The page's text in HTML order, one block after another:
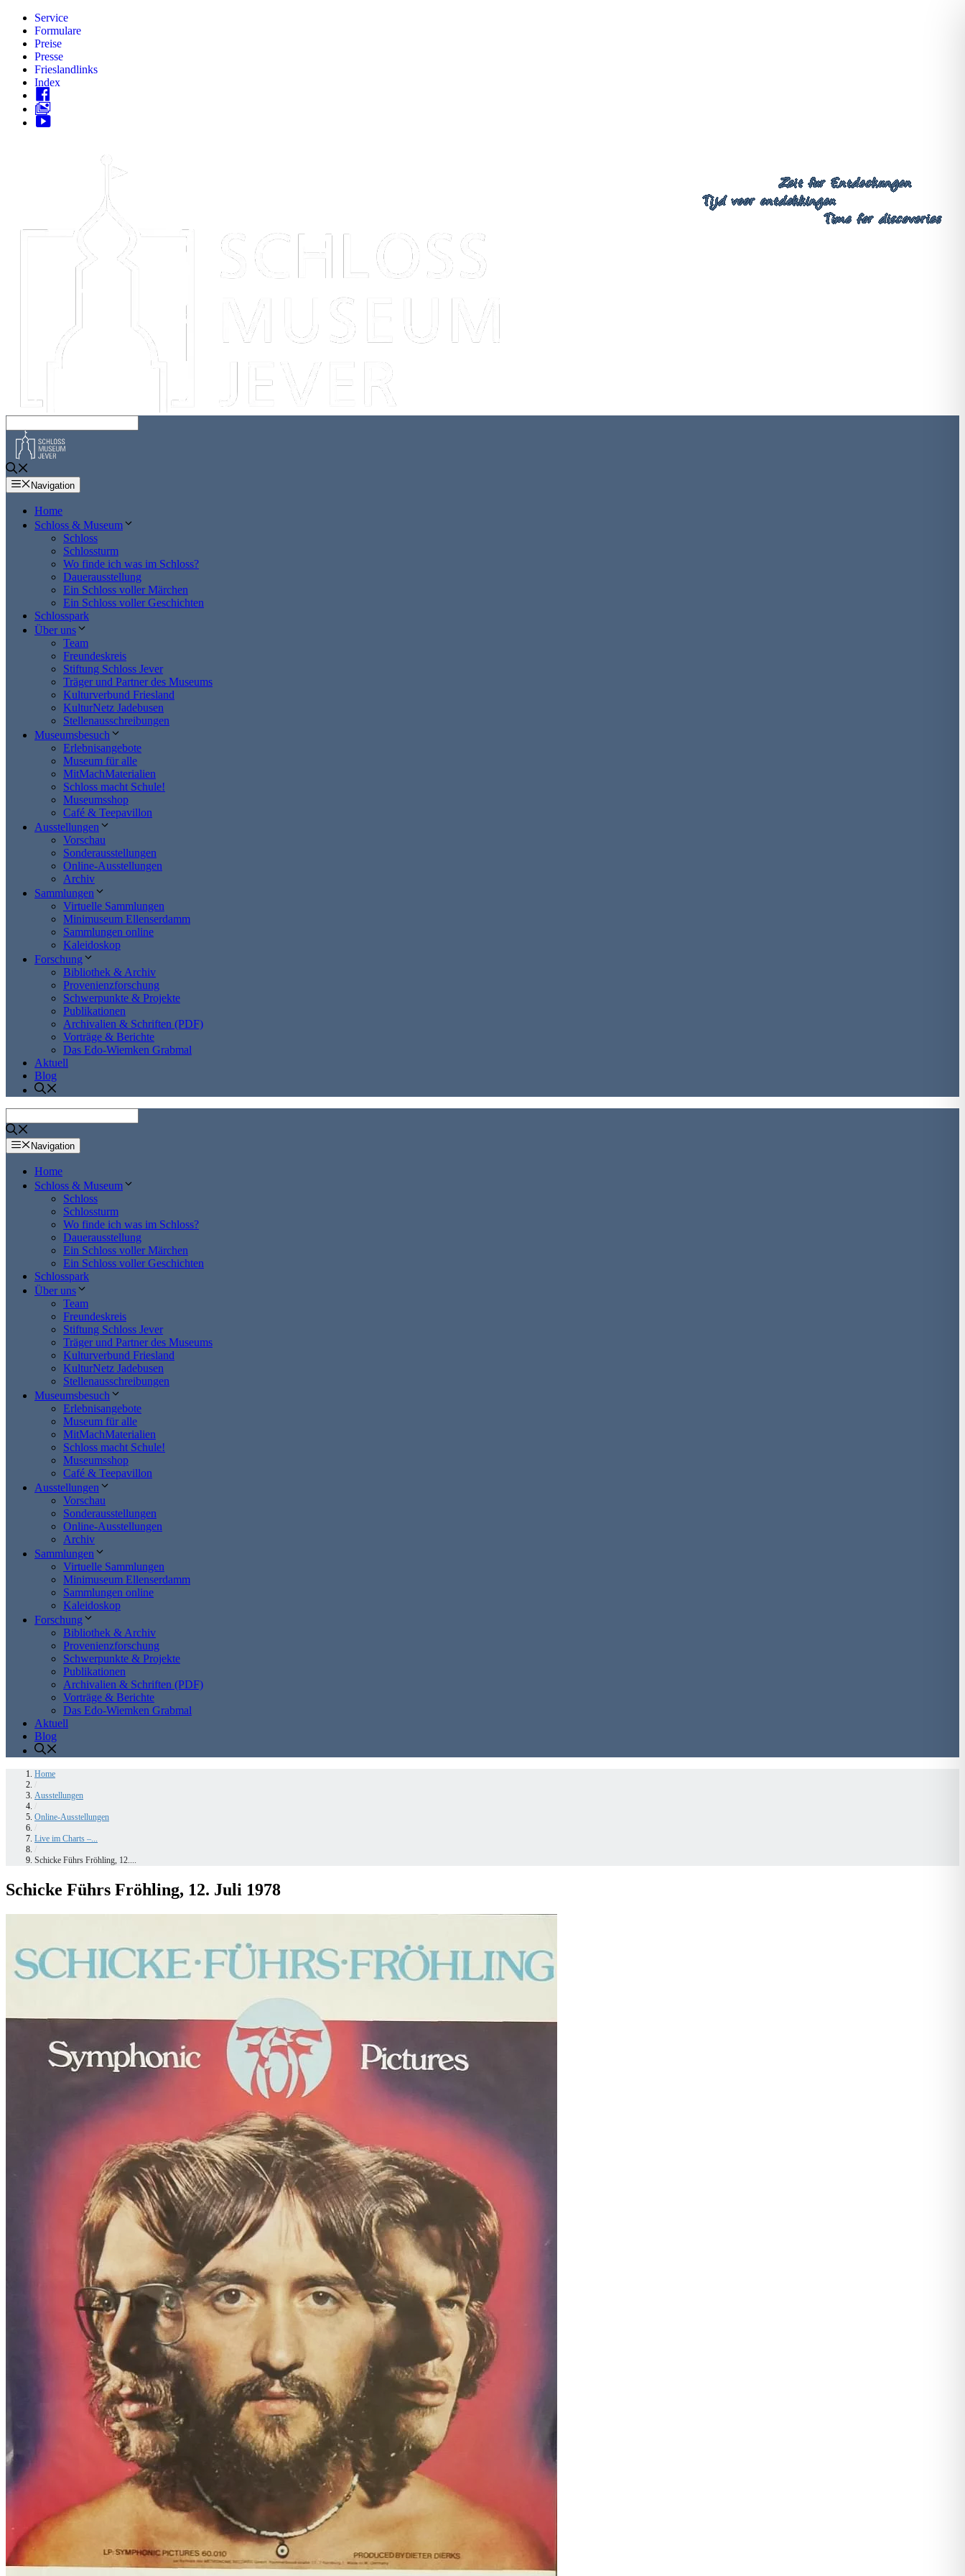
Zum
Inhalt
springen
Service
Formulare
Preise
Presse
Frieslandlinks
Index
Navigation
Home
Schloss & Museum
Schloss
Schlossturm
Wo finde ich was im Schloss?
Dauerausstellung
Ein Schloss voller Märchen
Ein Schloss voller Geschichten
Schlosspark
Über uns
Team
Freundeskreis
Stiftung Schloss Jever
Träger und Partner des Museums
Kulturverbund Friesland
KulturNetz Jadebusen
Stellenausschreibungen
Museumsbesuch
Erlebnisangebote
Museum für alle
MitMachMaterialien
Schloss macht Schule!
Museumsshop
Café & Teepavillon
Ausstellungen
Vorschau
Sonderausstellungen
Online-Ausstellungen
Archiv
Sammlungen
Virtuelle Sammlungen
Minimuseum Ellenserdamm
Sammlungen online
Kaleidoskop
Forschung
Bibliothek & Archiv
Provenienzforschung
Schwerpunkte & Projekte
Publikationen
Archivalien & Schriften (PDF)
Vorträge & Berichte
Das Edo-Wiemken Grabmal
Aktuell
Blog
Navigation
Home
Schloss & Museum
Schloss
Schlossturm
Wo finde ich was im Schloss?
Dauerausstellung
Ein Schloss voller Märchen
Ein Schloss voller Geschichten
Schlosspark
Über uns
Team
Freundeskreis
Stiftung Schloss Jever
Träger und Partner des Museums
Kulturverbund Friesland
KulturNetz Jadebusen
Stellenausschreibungen
Museumsbesuch
Erlebnisangebote
Museum für alle
MitMachMaterialien
Schloss macht Schule!
Museumsshop
Café & Teepavillon
Ausstellungen
Vorschau
Sonderausstellungen
Online-Ausstellungen
Archiv
Sammlungen
Virtuelle Sammlungen
Minimuseum Ellenserdamm
Sammlungen online
Kaleidoskop
Forschung
Bibliothek & Archiv
Provenienzforschung
Schwerpunkte & Projekte
Publikationen
Archivalien & Schriften (PDF)
Vorträge & Berichte
Das Edo-Wiemken Grabmal
Aktuell
Blog
Home
Ausstellungen
Online-Ausstellungen
Live im Charts –...
Schicke Führs Fröhling, 12....
Schicke Führs Fröhling, 12. Juli 1978